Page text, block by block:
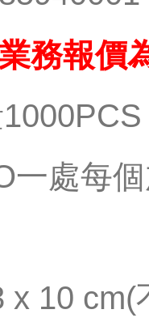
務報價
一處每
x 10 cm(